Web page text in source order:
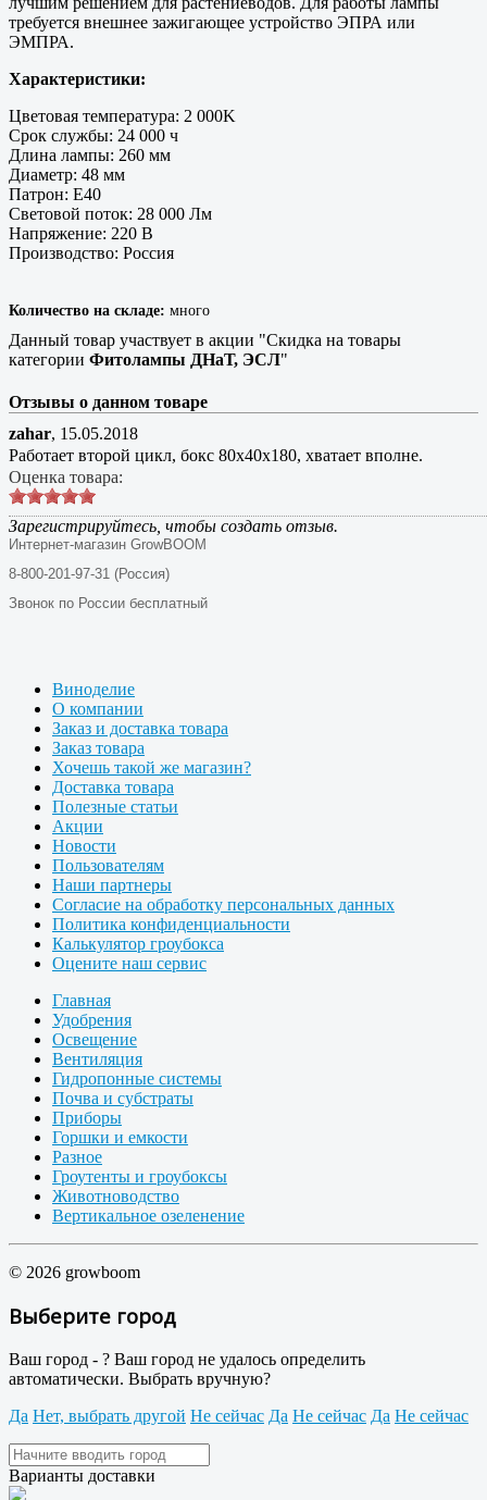
требуется внешнее зажигающее устройство ЭПРА или
ЭМПРА.
Характеристики:
Цветовая температура: 2 000K
Срок службы: 24 000 ч
Длина лампы: 260 мм
Диаметр: 48 мм
Патрон: E40
Световой поток: 28 000 Лм
Напряжение: 220 В
Производство: Россия
Количество на складе: много
Данный товар участвует в акции "Скидка на товары
категории Фитолампы ДНаТ, ЭСЛ"
Отзывы о данном товаре
zahar, 15.05.2018
Работает второй цикл, бокс 80х40х180, хватает вполне.
Оценка товара:
Зарегистрируйтесь, чтобы создать отзыв.
Интернет-магазин GrowBOOM
8-800-201-97-31 (Россия)
Звонок по России бесплатный
Виноделие
О компании
Заказ и доставка товара
Заказ товара
Хочешь такой же магазин?
Доставка товара
Полезные статьи
Акции
Новости
Пользователям
Наши партнеры
Согласие на обработку персональных данных
Политика конфиденциальности
Калькулятор гроубокса
Оцените наш сервис
Главная
Удобрения
Освещение
Вентиляция
Гидропонные системы
Почва и субстраты
Приборы
Горшки и емкости
Разное
Гроутенты и гроубоксы
Животноводство
Вертикальное озеленение
© 2026 growboom
Выберите город
Ваш город - ? Ваш город не удалось определить
автоматически. Выбрать вручную?
Да Нет, выбрать другой Не сейчас Да Не сейчас Да Не сейчас
Варианты доставки